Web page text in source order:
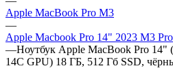
Apple MacBook Pro M3
—
Apple Macbook Pro 14" 2023 M3 Pro
—Ноутбук Apple MacBook Pro 14"
14C GPU) 18 ГБ, 512 Гб SSD,